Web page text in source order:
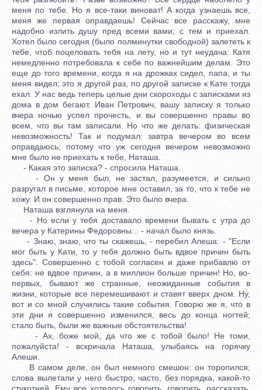
меня по тебе. Но я все-таки виноват! А когда узнаешь все,
меня же первая оправдаешь! Сейчас все расскажу, мне
надобно излить душу пред всеми вами; с тем и приехал.
Хотел было сегодня (было полминутки свободной) залететь к
тебе, чтоб поцеловать тебя на лету, но и тут неудача: Катя
немедленно потребовала к себе по важнейшим делам. Это
еще до того времени, когда я на дрожках сидел, папа, и ты
меня видел; это я другой раз, по другой записке к Кате тогда
ехал. У нас ведь теперь целые дни скороходы с записками из
дома в дом бегают. Иван Петрович, вашу записку я только
вчера ночью успел прочесть, и вы совершенно правы во
всем, что вы там записали. Но что же делать: физическая
невозможность! Так и подумал: завтра вечером во всем
оправдаюсь; потому что уж сегодня вечером невозможно
мне было не приехать к тебе, Наташа.
- Какая это записка? - спросила Наташа.
- Он у меня был, не застал, разумеется, и сильно
разругал в письме, которое мне оставил, за то, что к тебе не
хожу. И он совершенно прав. Это было вчера.
Наташа взглянула на меня.
- Но если у тебя доставало времени бывать с утра до
вечера у Катерины Федоровны... - начал было князь.
- Знаю, знаю, что ты скажешь, - перебил Алеша: - "Если
мог быть у Кати, то у тебя должно быть вдвое причин быть
здесь". Совершенно с тобой согласен и даже прибавлю от
себя: не вдвое причин, а в миллион больше причин! Но, во-
первых, бывают же странные, неожиданные события в
жизни, которые все перемешивают и ставят вверх дном. Ну,
вот и со мной случились такие события. Говорю же я, что в
эти дни я совершенно изменился, весь до конца ногтей;
стало быть, были же важные обстоятельства!
- Ах, боже мой, да что же с тобой было! Не томи,
пожалуйста! - вскричала Наташа, улыбаясь на горячку
Алеши.
В самом деле, он был немного смешон: он торопился;
слова вылетали у него быстро, часто, без порядка, какой-то
стукотней. Ему все хотелось говорить, говорить, рассказать.